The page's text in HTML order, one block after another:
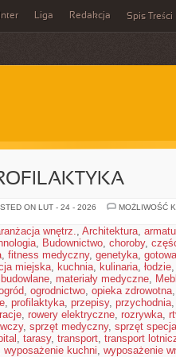
Inter Liga Redakcja Spis Treści
ON LUT - 24 - 2026
MOŻLIWOŚĆ
wnętrz., Architektura,
, Budownictwo, choroby,
, fitness medyczny, genetyka,
miejska, kuchnia, kulinaria, łodzie
, materiały medyczne,
, ogrodnictwo, opieka zdrowotna
, profilaktyka, przepisy, przychodnia
, rowery elektryczne, rozrywka,
, sprzęt medyczny, sprzęt
, tarasy, transport, transport
wyposażenie kuchni, wyposażenie